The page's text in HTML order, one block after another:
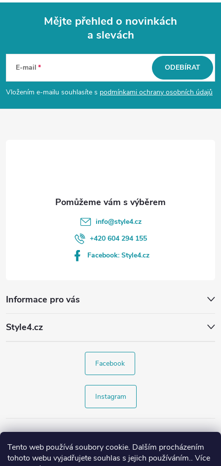
Tento web používá soubory cookie. Dalším procházením
tohoto webu vyjadřujete souhlas s jejich používáním.. Více
p
Mějte přehled o novinkách
a slevách
E-mail
Vložením e-mailu souhlasíte s podmínkami ochrany osobních údajů
ODEBÍRAT
Informace pro vás
Style4.cz
info@style4.cz
+420 604 294 155
Facebook: Style4.cz
Facebook
Instagram